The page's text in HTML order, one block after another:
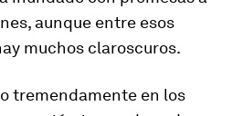
aunque entre esos
muchos claroscuros.
tremendamente en los